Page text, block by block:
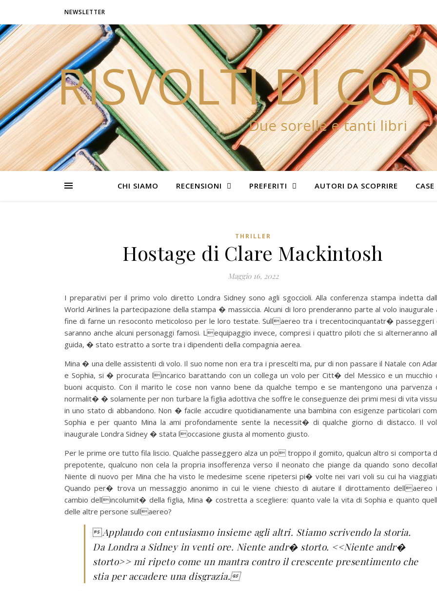
NEWSLETTER
RISVOLTI DI
Due sorelle e tanti libri
CHI SIAMO RECENSIONI PREFERITI AUTORI DA SCOPRIRE
THRILLER
Hostage di Clare Mackintosh
Maggio 16, 2022
I preparativi per il primo volo diretto Londra Sidney sono agli sgoccioli. Alla conferenza stampa indetta
World Airlines la partecipazione della stampa � massiccia. Alcuni di loro prenderanno parte al volo inaugurale
fine di farne un resoconto meticoloso per le loro testate. Sullaereo tra i trecentocinquantatr� passeggeri
saranno anche alcuni personaggi famosi. Lequipaggio invece, compresi i quattro piloti che si alterneranno
guida, � stato estratto a sorte tra i dipendenti della compagnia aerea.
Mina � una delle assistenti di volo. Il suo nome non era tra i prescelti ma, pur di non passare il Natale con
e Sophia, si � procurata lincarico barattando con un collega un volo per Citt� del Messico e un mucchio
buoni acquisto. Con il marito le cose non vanno bene da qualche tempo e se mantengono una parvenza
normalit� � solamente per non turbare la figlia adottiva che soffre le conseguenze dei primi mesi di vita
in uno stato di abbandono. Non � facile accudire quotidianamente una bambina con esigenze particolari
Sophia e per quanto Mina la ami profondamente sente la necessit� di qualche giorno di distacco. Il
inaugurale Londra Sidney � stata loccasione giusta al momento giusto.
Per le prime ore tutto fila liscio. Qualche passeggero alza un po troppo il gomito, qualcun altro si comporta
prepotente, qualcuno non cela la propria insofferenza verso il neonato che piange da quando sono
Niente di nuovo per Mina che ha visto le medesime scene ripetersi pi� volte nei vari voli su cui ha
Quando per� trova un messaggio anonimo in cui le viene chiesto di aiutare il dirottamento dellaereo
cambio dellincolumit� della figlia, Mina � costretta a scegliere: quanto vale la vita di Sophia e quanto
delle altre persone sullaereo?
Applaudo con entusiasmo insieme agli altri. Stiamo scrivendo la storia.
Da Londra a Sidney in venti ore. Niente andr� storto. <<Niente andr�
storto>> mi ripeto come un mantra contro il crescente presentimento che
stia per accadere una disgrazia.